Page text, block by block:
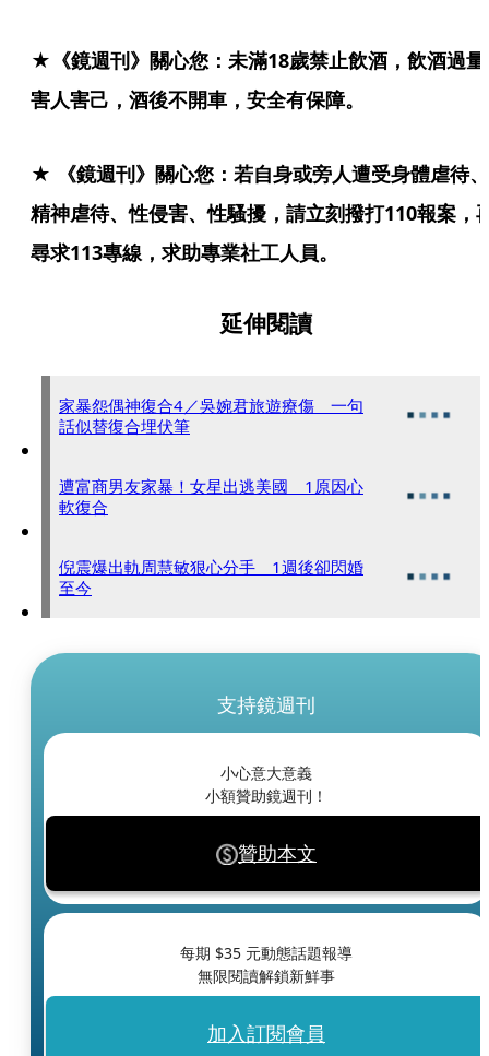
★《鏡週刊》關心您：未滿18歲禁止飲酒，飲酒過量
害人害己，酒後不開車，安全有保障。
★ 《鏡週刊》關心您：若自身或旁人遭受身體虐待、
精神虐待、性侵害、性騷擾，請立刻撥打110報案，
尋求113專線，求助專業社工人員。
延伸閱讀
家暴怨偶神復合4／吳婉君旅遊療傷 一句
話似替復合埋伏筆
遭富商男友家暴！女星出逃美國 1原因心
軟復合
倪震爆出軌周慧敏狠心分手 1週後卻閃婚
至今
支持鏡週刊
小心意大意義
小額贊助鏡週刊！
贊助本文
每期 $35 元動態話題報導
無限閱讀解鎖新鮮事
加入訂閱會員